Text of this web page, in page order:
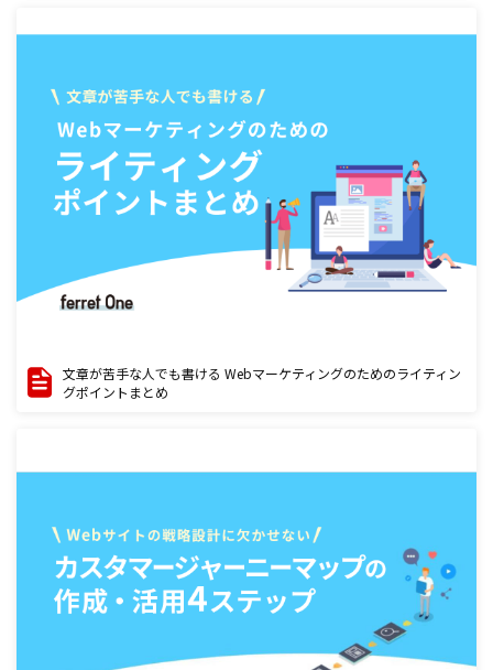
文章が苦手な人でも書ける Webマーケティングのためのライティン
グポイントまとめ